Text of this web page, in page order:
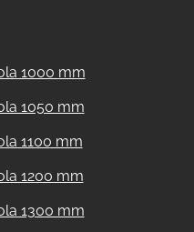
1000 mm
1050 mm
1100 mm
1200 mm
1300 mm